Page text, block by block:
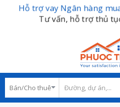
Hỗ trợ vay Ngân hàng
Tư vấn, hỗ trợ thủ